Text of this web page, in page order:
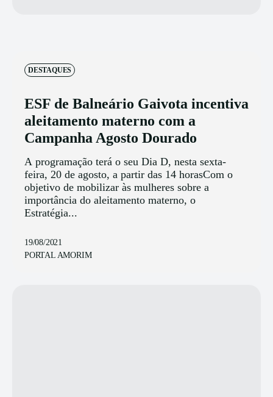
DESTAQUES
ESF de Balneário Gaivota incentiva
aleitamento materno com a
Campanha Agosto Dourado
A programação terá o seu Dia D, nesta sexta-
feira, 20 de agosto, a partir das 14 horasCom o
objetivo de mobilizar às mulheres sobre a
importância do aleitamento materno, o
Estratégia...
19/08/2021
PORTAL AMORIM